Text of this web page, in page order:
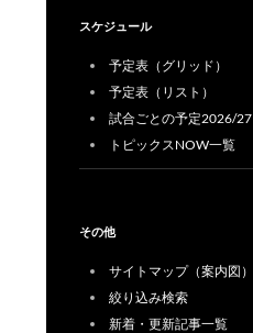
スケジュール
予定表（グリッド）
予定表（リスト）
試合ごとの予定2026/27
トピックスNOW一覧
その他
サイトマップ（案内図）
絞り込み検索
新着・更新記事一覧